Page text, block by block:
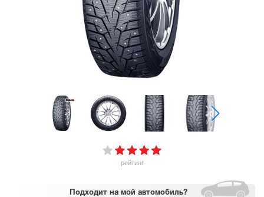
рейтинг
Подходит на мой автомобиль?